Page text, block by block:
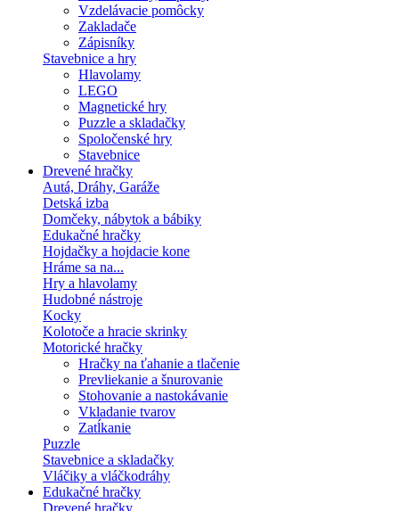
Vzdelávacie pomôcky
Zakladače
Zápisníky
Stavebnice a hry
Hlavolamy
LEGO
Magnetické hry
Puzzle a skladačky
Spoločenské hry
Stavebnice
Drevené hračky
Autá, Dráhy, Garáže
Detská izba
Domčeky, nábytok a bábiky
Edukačné hračky
Hojdačky a hojdacie kone
Hráme sa na...
Hry a hlavolamy
Hudobné nástroje
Kocky
Kolotoče a hracie skrinky
Motorické hračky
Hračky na ťahanie a tlačenie
Prevliekanie a šnurovanie
Stohovanie a nastokávanie
Vkladanie tvarov
Zatĺkanie
Puzzle
Stavebnice a skladačky
Vláčiky a vláčkodráhy
Edukačné hračky
Drevené hračky